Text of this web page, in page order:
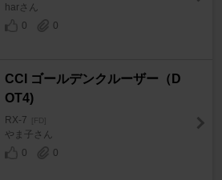
harさん
0
0
CCI ゴールデンクルーザー（D
OT4)
RX-7 [FD]
やま子さん
0
0